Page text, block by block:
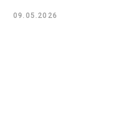
09.05.2026